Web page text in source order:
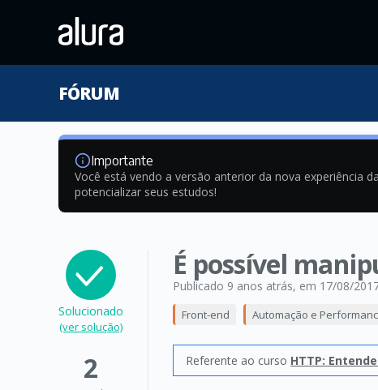
FÓRUM
Importante
Você está vendo a versão anterior da nova experiência
potencializar seus estudos!
Solucionado
(ver solução)
2
É possível
Publicado 9 anos atrás, em 17/08/
Front-end Automação e
Referente ao curso HTTP: